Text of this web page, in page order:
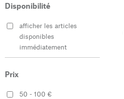
Disponibilité
afficher les articles
disponibles
immédiatement
Prix
50 - 100 €